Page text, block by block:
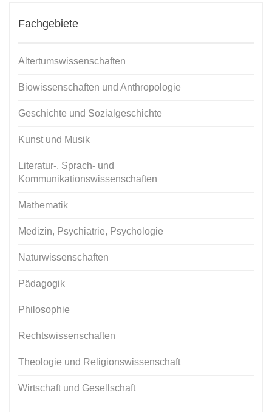
Fachgebiete
Altertumswissenschaften
Biowissenschaften und Anthropologie
Geschichte und Sozialgeschichte
Kunst und Musik
Literatur-, Sprach- und
Kommunikationswissenschaften
Mathematik
Medizin, Psychiatrie, Psychologie
Naturwissenschaften
Pädagogik
Philosophie
Rechtswissenschaften
Theologie und Religionswissenschaft
Wirtschaft und Gesellschaft